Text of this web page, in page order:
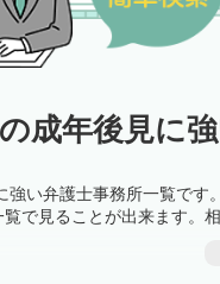
成年後見に
強い弁護士事務所一覧で
で見ることが出来ます。